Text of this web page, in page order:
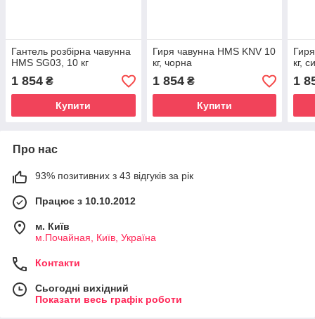
Гантель розбірна чавунна
HMS SG03, 10 кг
1 854 ₴
Купити
Гиря чавунна HMS KNV 10
кг, чорна
1 854₴
Купити
кг,
1
Про нас
93% позитивних з 43 відгуків за рік
Працює з 10.10.2012
м. Київ
м.Почайная, Київ, Україна
Контакти
Сьогодні вихідний
Показати весь графік роботи